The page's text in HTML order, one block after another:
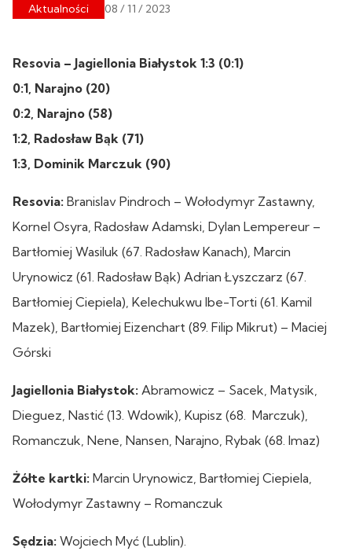
Aktualności 08 / 11 / 2023
Resovia – Jagiellonia Białystok 1:3 (0:1)
0:1, Narajno (20)
0:2, Narajno (58)
1:2, Radosław Bąk (71)
1:3, Dominik Marczuk (90)
Resovia: Branislav Pindroch – Wołodymyr Zastawny,
Kornel Osyra, Radosław Adamski, Dylan Lempereur –
Bartłomiej Wasiluk (67. Radosław Kanach), Marcin
Urynowicz (61. Radosław Bąk) Adrian Łyszczarz (67.
Bartłomiej Ciepiela), Kelechukwu Ibe-Torti (61. Kamil
Mazek), Bartłomiej Eizenchart (89. Filip Mikrut) – Maciej
Górski
Jagiellonia Białystok: Abramowicz – Sacek, Matysik,
Dieguez, Nastić (13. Wdowik), Kupisz (68. Marczuk),
Romanczuk, Nene, Nansen, Narajno, Rybak (68. Imaz)
Żółte kartki: Marcin Urynowicz, Bartłomiej Ciepiela,
Wołodymyr Zastawny – Romanczuk
Sędzia: Wojciech Myć (Lublin).